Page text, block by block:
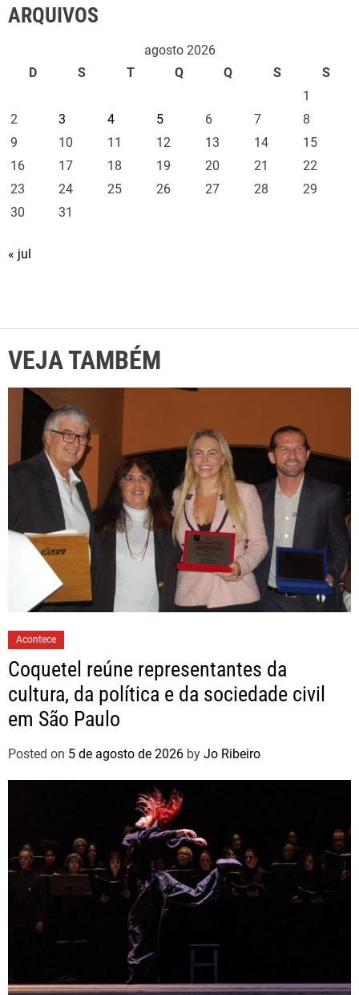
ARQUIVOS
agosto 2026
D
S T Q Q S
S
1
2
3 4 5 6 7
8
9
10 11 12 13 14
15
16
17 18 19 20 21
22
23
24 25 26 27 28
29
30
31
« jul
VEJA TAMBÉM
Acontece
Coquetel reúne representantes da
cultura, da política e da sociedade civil
em São Paulo
Posted on 5 de agosto de 2026 by Jo Ribeiro